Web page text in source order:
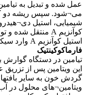
می¬شود. سپس ریشه دو
شیمیایی، استیل
استیل کوآنزیم A وارد سیکل کربس شده و ایجاد انرژی می¬کند.
فارماکوکینتیک
تیامین در دستگاه
این ویتامین پس از
گردش خون به سایر
ویتامین¬های محلول در